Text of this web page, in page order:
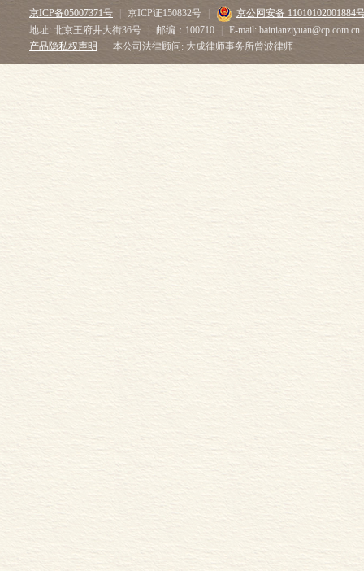
京ICP备05007371号 京ICP证150832号
京公网安备 11010102001884
地址: 北京王府井大街36号
邮编：100710
E-mail: bainianziyuan@cp.com.cn
产品隐私权声明
本公司法律顾问: 大成律师事务所曾波律师